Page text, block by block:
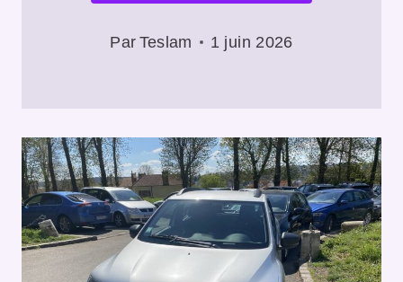
Par Teslam 1 juin 2026